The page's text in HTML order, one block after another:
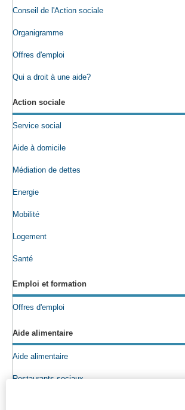
Conseil de l'Action sociale
Organigramme
Offres d'emploi
Qui a droit à une aide?
Action sociale
Service social
Aide à domicile
Médiation de dettes
Energie
Mobilité
Logement
Santé
Emploi et formation
Offres d'emploi
Aide alimentaire
Aide alimentaire
Restaurants sociaux